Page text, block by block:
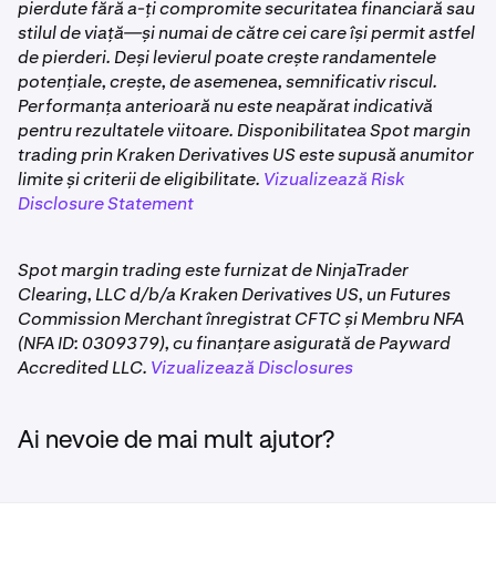
debitat din soldul contului tău. Toate profiturile și
pierderile sunt decontate în USD.
pierdute fără a-ți compromite securitatea financiară sau
stilul de viață—și numai de către cei care își permit astfel
de pierderi. Deși levierul poate crește randamentele
potențiale, crește, de asemenea, semnificativ riscul.
Performanța anterioară nu este neapărat indicativă
pentru rezultatele viitoare. Disponibilitatea Spot margin
trading prin Kraken Derivatives US este supusă anumitor
limite și criterii de eligibilitate. Vizualizează Risk
Disclosure Statement
Spot margin trading este furnizat de NinjaTrader
Clearing, LLC d/b/a Kraken Derivatives US, un Futures
Commission Merchant înregistrat CFTC și Membru NFA
(NFA ID: 0309379), cu finanțare asigurată de Payward
Accredited LLC. Vizualizează Disclosures
Ai nevoie de mai mult ajutor?